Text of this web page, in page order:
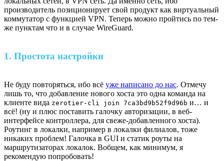
производитель позиционирует свой продукт как виртуальный
коммутатор с функцией VPN. Теперь можно пройтись по тем-
же пунктам что и в случае WireGuard.
1. Простота настройки
Не буду повторяться, ибо всё уже написано до нас. Отмечу
лишь то, что добавление нового хоста это одна команда на
клиенте вида zerotier-cli join 7ca3bd9b52f9d96b и… и
всё! (ну и плюс поставить галочку авторизации, в веб-
интерфейсе контроллера, для свеже-добавленного хоста).
Роутинг в локалки, например в локалки филиалов, тоже
никаких проблем! Галочка в GUI и статик роуты на
маршрутизаторах локалок. Вобщем, как минимум, я
рекомендую попробовать!